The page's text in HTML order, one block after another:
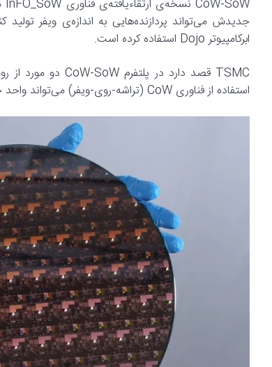
جدیدش می‌تواند پردازنده‌هایی به اندازه‌ی ویفر
ابرکامپیوتر Dojo استفاده کرده است.
استفاده از فناوری CoW (تراشه-روی-ویفر) می‌تواند واحد حافظه یا واحد منطق را مستقیماً روی تراشه‌ی اصلی (SoW) قرار دهد.